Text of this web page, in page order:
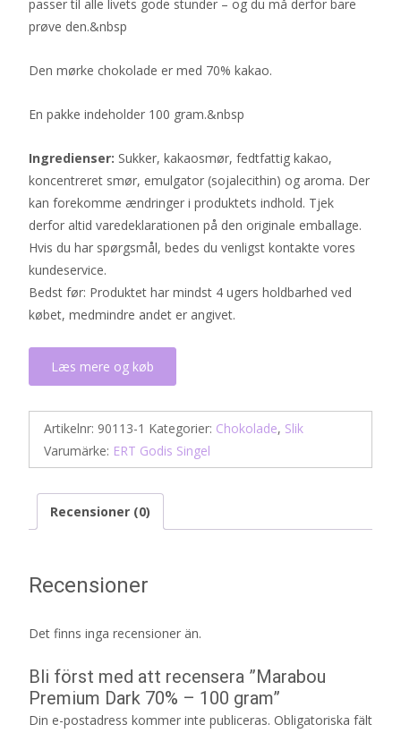
passer til alle livets gode stunder – og du må derfor bare
prøve den.&nbsp
Den mørke chokolade er med 70% kakao.
En pakke indeholder 100 gram.&nbsp
Ingredienser: Sukker, kakaosmør, fedtfattig kakao,
koncentreret smør, emulgator (sojalecithin) og aroma. Der
kan forekomme ændringer i produktets indhold. Tjek
derfor altid varedeklarationen på den originale emballage.
Hvis du har spørgsmål, bedes du venligst kontakte vores
kundeservice.
Bedst før: Produktet har mindst 4 ugers holdbarhed ved
købet, medmindre andet er angivet.
Læs mere og køb
Artikelnr: 90113-1 Kategorier: Chokolade, Slik
Varumärke: ERT Godis Singel
Recensioner (0)
Recensioner
Det finns inga recensioner än.
Bli först med att recensera ”Marabou
Premium Dark 70% – 100 gram”
Din e-postadress kommer inte publiceras. Obligatoriska fält